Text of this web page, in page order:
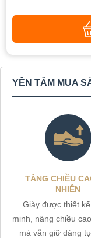
YÊN TÂM MUA
TĂNG CHIỀU
NHIÊN
Giày được thiết
minh, nâng chiều
mà vẫn giữ dáng